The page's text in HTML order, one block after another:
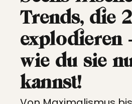
Projekte
Kunden
Kontakt
Trends, die
explodieren
wie du sie
kannst!